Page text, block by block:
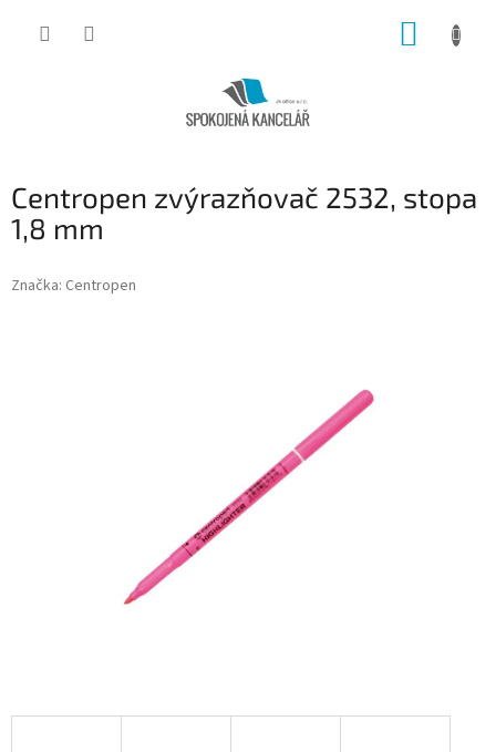
Centropen zvýrazňovač 2532, stopa
1,8 mm
Značka: Centropen